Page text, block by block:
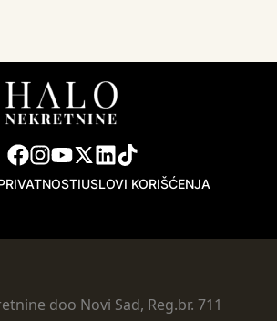
USLOVI KORIŠĆENJA
doo Novi Sad, Reg.br. 711